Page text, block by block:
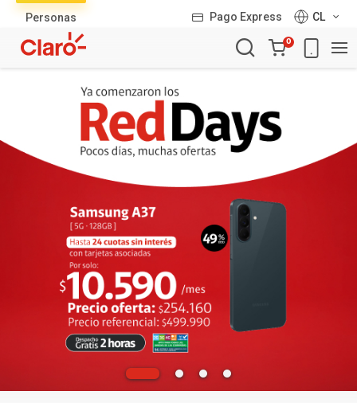
Personas Pago Express
CL
Carro
de
0
productos